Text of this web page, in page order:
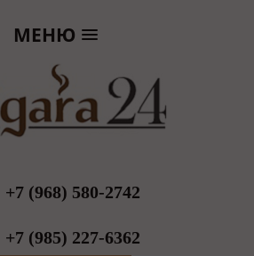
МЕНЮ
+7 (968) 580-2742
+7 (985) 227-6362